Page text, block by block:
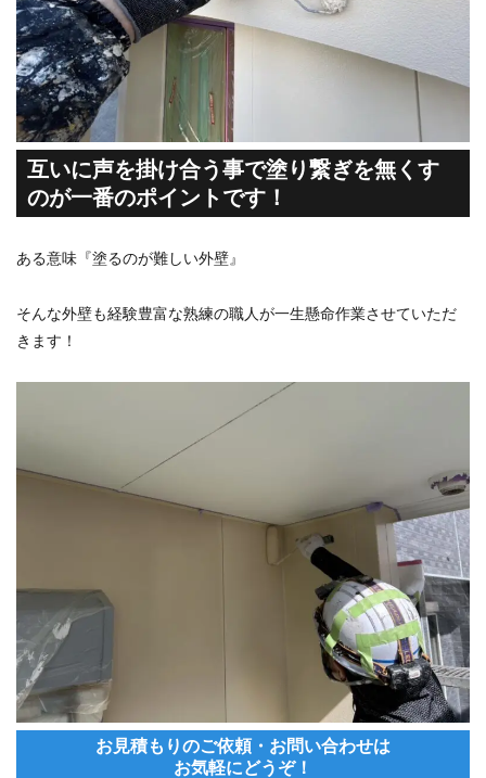
互いに声を掛け合う事で塗り繋ぎを無くす
のが一番のポイントです！
ある意味『塗るのが難しい外壁』
そんな外壁も経験豊富な熟練の職人が一生懸命作業させていただ
きます！
お見積もりのご依頼・お問い合わせは
お気軽にどうぞ！